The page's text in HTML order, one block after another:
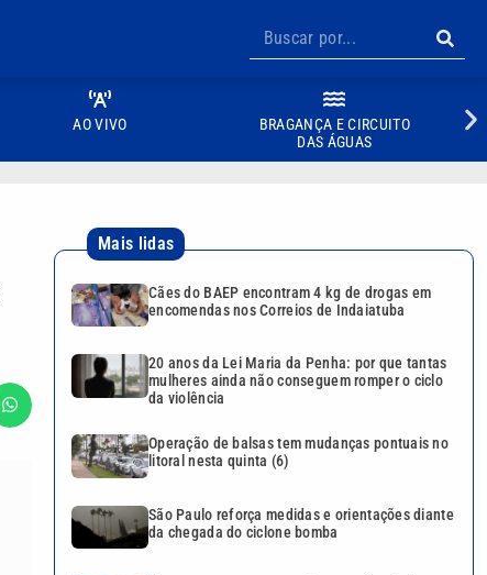
AO VIVO
BRAGANÇA E CIRCUITO
DAS ÁGUAS
Mais lidas
Cães do BAEP encontram 4 kg de drogas em
encomendas nos Correios de Indaiatuba
20 anos da Lei Maria da Penha: por que tantas
mulheres ainda não conseguem romper o ciclo
da violência
Operação de balsas tem mudanças pontuais no
litoral nesta quinta (6)
São Paulo reforça medidas e orientações diante
da chegada do ciclone bomba